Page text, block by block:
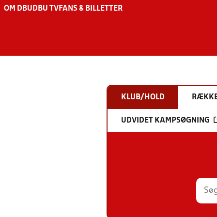
OM DBU DBU TV FANS & BILLETTER
KLUB/HOLD
UDVIDET KAMPSØGNING